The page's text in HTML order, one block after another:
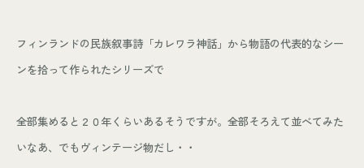
フィンランドの民族叙事詩「カレワラ神話」から物語の代表的なシー
ンを拾って作られたシリーズで
全部集めると２０年くらいあるそうですが。全部そろえて並べてみた
いなあ、でもヴィンテージ物だし・・